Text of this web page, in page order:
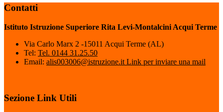
Contatti
Istituto Istruzione Superiore Rita Levi-Montalcini Acqui Terme
Via Carlo Marx 2 -15011 Acqui Terme (AL)
Tel: Tel. 0144 31.25.50
Email: alis003006@istruzione.it Link per inviare una mail
Sezione Link Utili